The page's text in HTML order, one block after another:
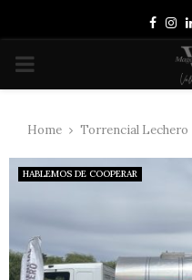
PRIMARY
Home Torrencial Lechero
HABLEMOS DE COOPERAR